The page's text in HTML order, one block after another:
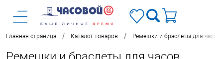
Главная страница / Каталог товаров / Ремешки и браслеты для часов